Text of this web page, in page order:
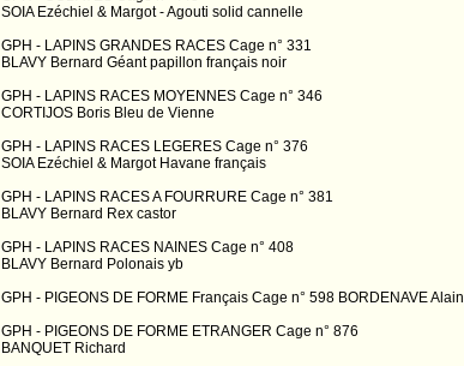
SOIA Ezéchiel & Margot - Agouti solid cannelle
GPH - LAPINS GRANDES RACES Cage n° 331
BLAVY Bernard Géant papillon français noir
GPH - LAPINS RACES MOYENNES Cage n° 346
CORTIJOS Boris Bleu de Vienne
GPH - LAPINS RACES LEGERES Cage n° 376
SOIA Ezéchiel & Margot Havane français
GPH - LAPINS RACES A FOURRURE Cage n° 381
BLAVY Bernard Rex castor
GPH - LAPINS RACES NAINES Cage n° 408
BLAVY Bernard Polonais yb
GPH - PIGEONS DE FORME Français Cage n° 598 BORDENAVE Alain
GPH - PIGEONS DE FORME ETRANGER Cage n° 876
BANQUET Richard